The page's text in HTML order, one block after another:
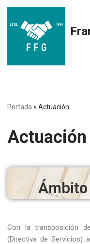
Saltar
contenido
Portada » Actuación
Actuación
Con la transposición
(Directiva de Servicios)